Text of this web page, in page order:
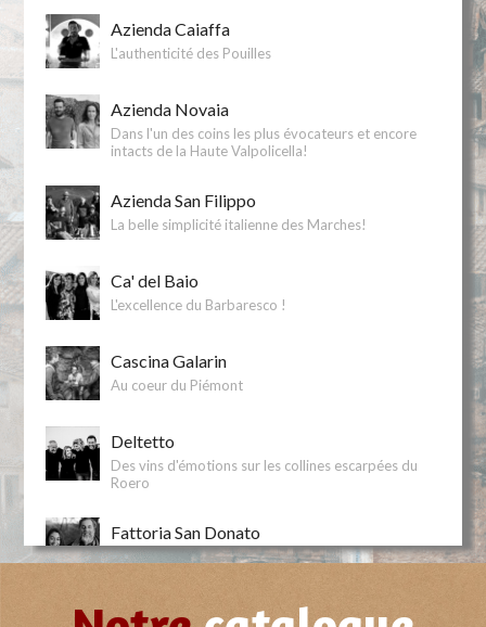
Azienda Caiaffa
L'authenticité des Pouilles
Azienda Novaia
Dans l'un des coins les plus évocateurs et encore
intacts de la Haute Valpolicella!
Azienda San Filippo
La belle simplicité italienne des Marches!
Ca' del Baio
L'excellence du Barbaresco !
Cascina Galarin
Au coeur du Piémont
Deltetto
Des vins d'émotions sur les collines escarpées du
Roero
Fattoria San Donato
Au coeur de l'appellation Chianti
Feudo Montoni